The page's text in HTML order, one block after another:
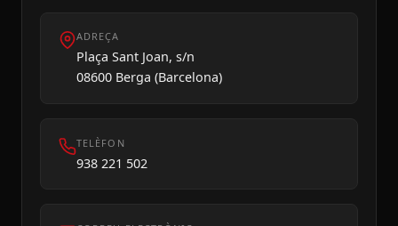
ADREÇA
Plaça Sant Joan, s/n
08600 Berga (Barcelona)
TELÈFON
938 221 502